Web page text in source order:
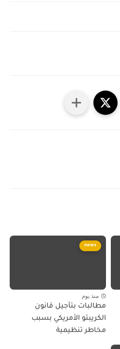
news
منذ يوم
مطالبات بتأجيل قانون
الكريبتو الأمريكي بسبب
مخاطر تنظيمية